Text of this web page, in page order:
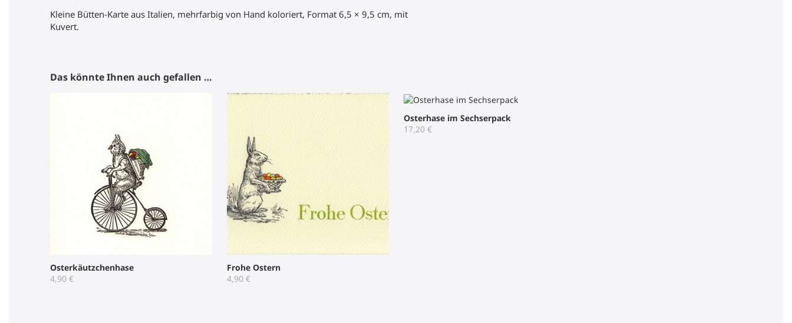
Kleine Bütten-Karte aus Italien, mehrfarbig von Hand koloriert, Format 6,5 × 9,5 cm, mit
Kuvert.
Das könnte Ihnen auch gefallen …
Osterkäutzchenhase
4,90 €
Frohe Ostern
4,90 €
Osterhase im Sechserpack
17,20 €